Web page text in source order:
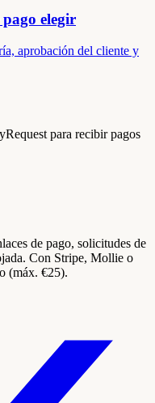
elegir
aprobación del cliente y
para recibir pagos
de pago, solicitudes de
Con Stripe, Mollie o
(máx. €25).